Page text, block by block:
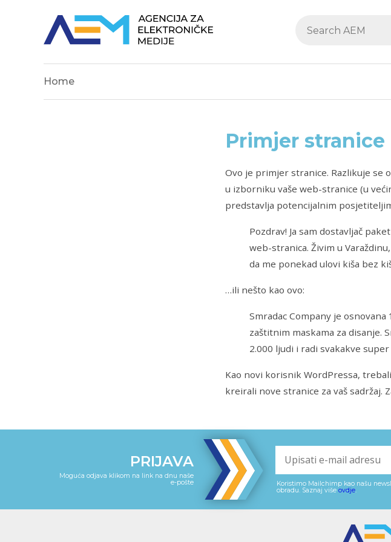
Home
Primjer stranice
Ovo je primjer stranice. Razlikuje se
u izborniku vaše web-stranice (u
predstavlja potencijalnim
Pozdrav! Ja sam dostavljač
web-stranica. Živim u
da me ponekad ulovi kiša bez
…ili nešto kao ovo:
Smradac Company je
zaštitnim maskama za disanje.
2.000 ljudi i radi svakakve
Kao novi korisnik WordPressa,
kreirali nove stranice za vaš sadržaj.
PRIJAVA
Moguća odjava klikom na link na dnu naše
e-pošte
Koristimo Mailchimp kao našu
obradu. Saznaj više ovdje.